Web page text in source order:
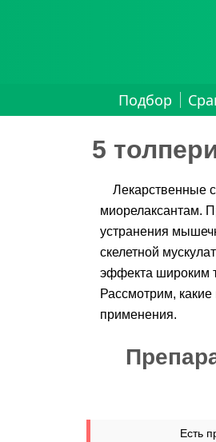
Подбор
5
Лекарственные
миорелаксантам.
устранения
скелетной
эффекта широким
Рассмотрим,
применения.
Есть